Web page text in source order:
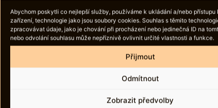
Abychom poskytli co nejlepší služby, používáme k ukládání a/nebo přístupu
zařízení, technologie jako jsou soubory cookies. Souhlas s těmito
zpracovávat údaje, jako je chování při procházení nebo jedinečná ID na
nebo odvolání souhlasu může nepříznivě ovlivnit určité vlastnosti a funkce.
Přijmout
Odmítnout
Zobrazit předvolby
platí i pro ošacení zesnulého,
pokud na něj má spotřebitel
zvláštní požadavky
k úmrtí zesnulého došlo na
okresech Praha západ a Praha